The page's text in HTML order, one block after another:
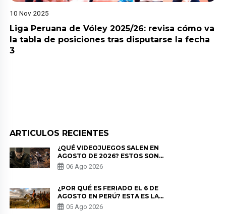
10 Nov 2025
Liga Peruana de Vóley 2025/26: revisa cómo va
la tabla de posiciones tras disputarse la fecha
3
ARTICULOS RECIENTES
¿QUÉ VIDEOJUEGOS SALEN EN
AGOSTO DE 2026? ESTOS SON
LOS ESTRENOS MÁS ESPERADOS
06 Ago 2026
¿POR QUÉ ES FERIADO EL 6 DE
AGOSTO EN PERÚ? ESTA ES LA
HISTORIA
05 Ago 2026